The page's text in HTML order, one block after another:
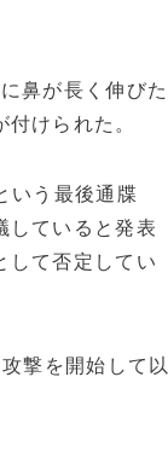
鼻が長く伸びた
けられた。
いう最後通牒
していると発表
して否定してい
撃を開始して